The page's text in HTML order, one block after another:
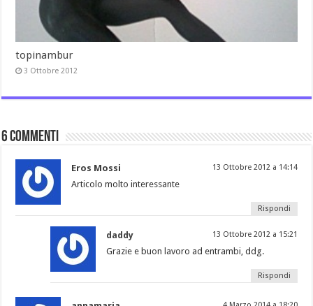
topinambur
3 Ottobre 2012
6 commenti
Eros Mossi 13 Ottobre 2012 a 14:14
Articolo molto interessante
Rispondi
daddy 13 Ottobre 2012 a 15:21
Grazie e buon lavoro ad entrambi, ddg.
Rispondi